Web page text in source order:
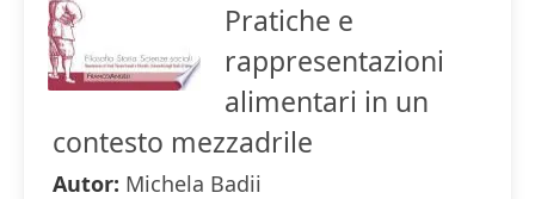
Pratiche e
rappresentazioni
alimentari in un
contesto mezzadrile
Autor: Michela Badii